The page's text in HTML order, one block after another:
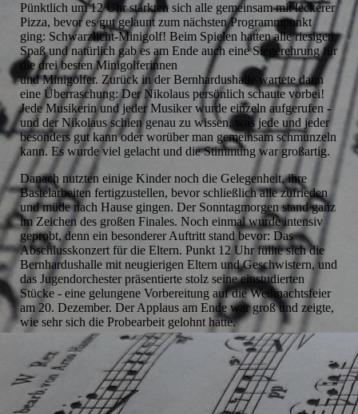
Pünktlich um 12 Uhr stärkten sich alle gemeinsam mit leckerer
Pizza, bevor es gut gelaunt zum nächsten Programmpunkt
ging: Schwarzlicht-Minigolf! Beim Spielen hatten alle riesigen
Spaß und natürlich gab es am Ende auch eine Siegerehrung für
die drei besten Minigolferinnen
und Minigolfer. Zurück in der Bernhardushalle wartete dann
eine Überraschung: Der Nikolaus persönlich schaute vorbei!
Jede Musikerin und jeder Musiker wurde einzeln aufgerufen -
und der Nikolaus schien genau zu wissen, was jede und jeder
besonders gut kann oder worüber man gemeinsam schmunzeln
kann. Es wurde viel gelacht und die Stimmung war großartig.
Danach nutzten einige Kinder noch die Gelegenheit, ihre
Bastelarbeiten fertigzustellen, bevor schließlich alle zufrieden
und müde nach Hause gingen. Der Sonntagmorgen stand ganz
im Zeichen des großen Finales. Noch einmal wurde intensiv
geprobt, denn ein besonderer Auftritt stand bevor: Das
Abschlusskonzert für die Eltern. Punkt 12 Uhr füllte sich die
Bernhardushalle mit neugierigen Eltern und Geschwistern, und
das Jugendorchester präsentierte stolz seine einstudierten
Stücke - eine gelungene Vorbereitung auf die Weihnachtsfeier
am 20. Dezember. Der Applaus am Ende war groß und zeigte,
wie sehr sich die Probearbeit gelohnt hatte.